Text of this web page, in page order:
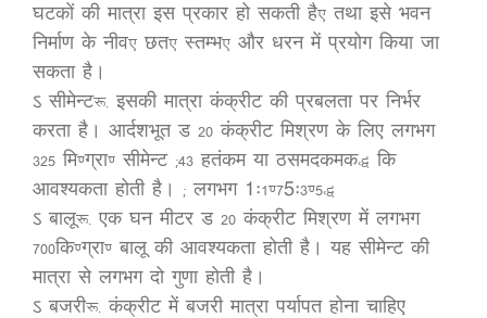
घटकों की मात्रा इस प्रकार हो सकती है, तथा इसे भवन
निर्माण के नीव, छत, स्तम्भ, और धरन में प्रयोग किया जा
सकता है।
ऽ सीमेन्ट:- इसकी मात्रा कंक्रीट की प्रबलता पर निर्भर
करता है। आर्दशभूत ड 20 कंक्रीट मिश्रण के लिए लगभग
325 मि.ग्रा. सीमेन्ट (43 हतंकम या ठसमदकमक) कि
आवश्यकता होती है। ( लगभग 1ः1.75ः3.5)
ऽ बालू:- एक घन मीटर ड 20 कंक्रीट मिश्रण में लगभग
700कि.ग्रा. बालू की आवश्यकता होती है। यह सीमेन्ट की
मात्रा से लगभग दो गुणा होती है।
ऽ बजरी:- कंक्रीट में बजरी मात्रा पर्यापत होना चाहिए